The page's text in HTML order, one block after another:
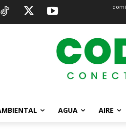
AGUA AIRE